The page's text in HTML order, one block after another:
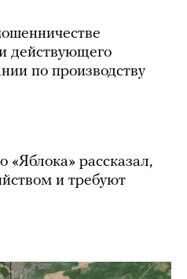
действующего
по производству
«Яблока» рассказал,
и требуют